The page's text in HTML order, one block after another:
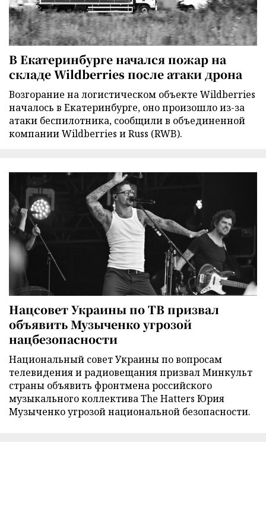
В Екатеринбурге начался пожар на
складе Wildberries после атаки дрона
Возгорание на логистическом объекте Wildberries
началось в Екатеринбурге, оно произошло из-за
атаки беспилотника, сообщили в объединенной
компании Wildberries и Russ (RWB).
Нацсовет Украины по ТВ призвал
объявить Музыченко угрозой
нацбезопасности
Национальный совет Украины по вопросам
телевидения и радиовещания призвал Минкульт
страны объявить фронтмена российского
музыкального коллектива The Hatters Юрия
Музыченко угрозой национальной безопасности.